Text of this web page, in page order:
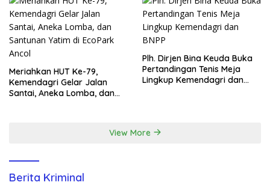
Meriahkan HUT Ke-79,
Kemendagri Gelar Jalan
Santai, Aneka Lomba, dan
Plh. Dirjen Bina Keuda Buka
Pertandingan Tenis Meja
Lingkup Kemendagri dan
View More
Berita Kriminal